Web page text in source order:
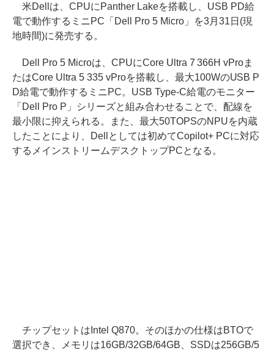
米Dellは、CPUにPanther Lakeを搭載し、USB PD給
電で動作するミニPC「Dell Pro 5 Micro」を3月31日(現
地時間)に発売する。
Dell Pro 5 Microは、CPUにCore Ultra 7 366H vProま
たはCore Ultra 5 335 vProを搭載し、最大100WのUSB P
D給電で動作するミニPC。USB Type-C給電のモニター
「Dell Pro P」シリーズと組み合わせることで、配線を
最小限に抑えられる。また、最大50TOPSのNPUを内蔵
したことにより、Dellとしては初めてCopilot+ PCに対応
するメインストリームデスクトップPCとなる。
チップセットはIntel Q870。そのほかの仕様はBTOで
選択でき、メモリは16GB/32GB/64GB、SSDは256GB/5